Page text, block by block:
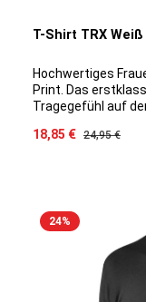
T-Shirt TRX Weiß
Hochwertiges
Print. Das erstklassige Material sorgt für ein angenehmes
Tragegefühl auf der Haut und klimatisiert
Baumwoll/Modal
Verkaufspreis:
18,85 € Regulärer
24,95 €
24%